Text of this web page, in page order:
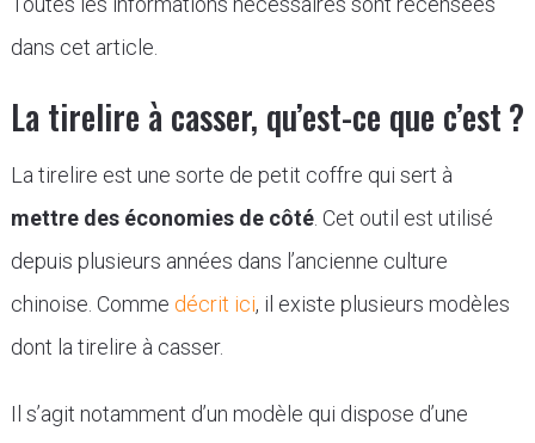
dans cet article.
La tirelire à casser, qu’est-ce que c’est ?
La tirelire est une sorte de petit coffre qui sert à
mettre des économies de côté. Cet outil est utilisé
depuis plusieurs années dans l’ancienne culture
chinoise. Comme décrit ici, il existe plusieurs modèles
dont la tirelire à casser.
Il s’agit notamment d’un modèle qui dispose d’une